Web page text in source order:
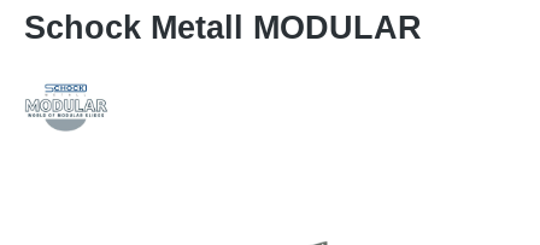
Schock Metall MODULAR